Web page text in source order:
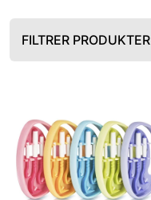
FILTRER PRODUKTER